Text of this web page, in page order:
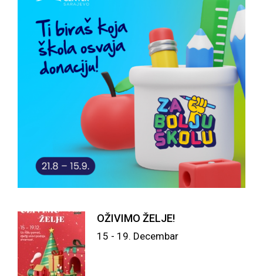
OŽIVIMO ŽELJE!
15 - 19. Decembar